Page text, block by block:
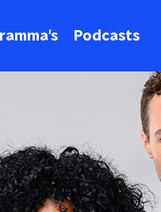
Podcasts